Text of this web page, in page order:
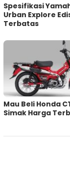
Spesifikasi
Urban Explore
Terbatas
Mau Beli Honda
Simak Harga